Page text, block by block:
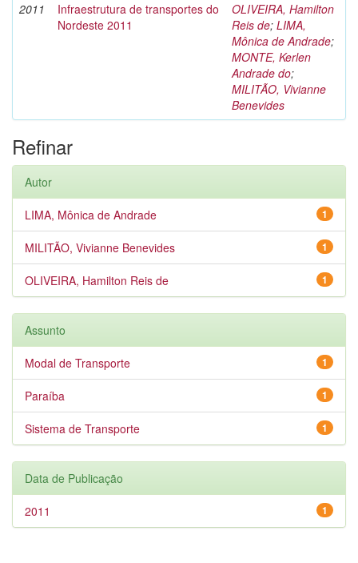
2011
Infraestrutura de transportes do
Nordeste 2011
OLIVEIRA, Hamilton
Reis de; LIMA,
Mônica de Andrade;
MONTE, Kerlen
Andrade do;
MILITÃO, Vivianne
Benevides
Refinar
Autor
1
LIMA, Mônica de Andrade
1
MILITÃO, Vivianne Benevides
1
OLIVEIRA, Hamilton Reis de
Assunto
1
Modal de Transporte
1
Paraíba
1
Sistema de Transporte
Data de Publicação
1
2011